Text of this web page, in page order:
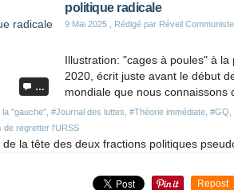
…
politique radicale
9 Mai 2025 , Rédigé par Réveil Communiste
"gauche" #Journal des luttes #Théorie immédiate #GQ
de regretter l'URSS
Illustration: "cages à poules" à
2020, écrit juste avant le début
mondiale que nous connaissons
la tête des deux fractions politiques
Repost